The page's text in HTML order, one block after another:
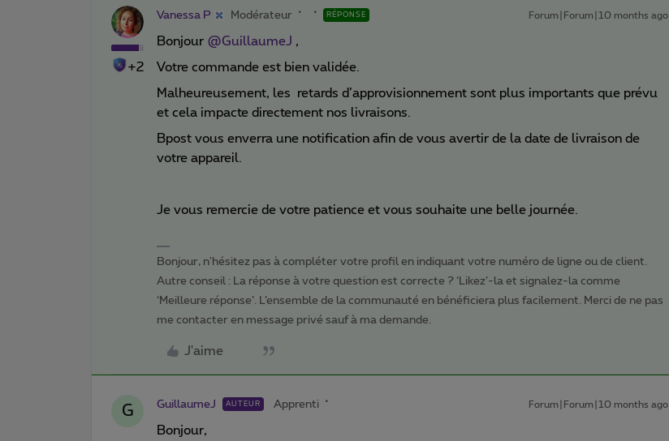
+2
Vanessa P Modérateur RÉPONSE Forum|Forum|10 months ago
Bonjour ​ @GuillaumeJ ,
Votre commande est bien validée.
Malheureusement, les retards d’approvisionnement sont plus importants que prévu
et cela impacte directement nos livraisons.
Bpost vous enverra une notification afin de vous avertir de la date de livraison de
votre appareil.
Je vous remercie de votre patience et vous souhaite une belle journée.
Bonjour, n'hésitez pas à compléter votre profil en indiquant votre numéro de ligne ou de client.
Autre conseil : La réponse à votre question est correcte ? ‘Likez’-la et signalez-la comme
‘Meilleure réponse’. L’ensemble de la communauté en bénéficiera plus facilement. Merci de ne pas
me contacter en message privé sauf à ma demande.
J'aime
G GuillaumeJ AUTEUR Apprenti Forum|Forum|10 months ago
Bonjour,